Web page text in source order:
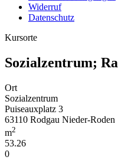
Widerruf
Datenschutz
Kursorte
Sozialzentrum;
Ort
Sozialzentrum
Puiseauxplatz 3
63110 Rodgau Nieder-Roden
m2
53.26
0